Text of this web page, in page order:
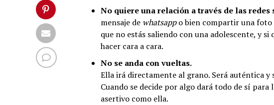
No quiere una relación a través de las redes
mensaje de whatsappo bien compartir una foto
que no estás saliendo con una adolescente, y
hacer cara a cara.
No se anda con vueltas.
Ella irá directamente al grano. Será auténtica
Cuando se decide por algo dará todo de sí
asertivo como ella.